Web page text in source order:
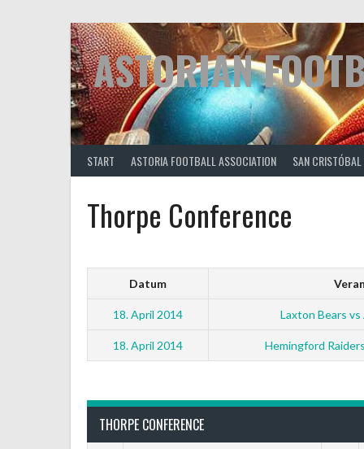
ASTORIAN
START ASTORIA FOOTBALL ASSOCIATION SAN
Thorpe Conference
Datum
18. April 2014 Laxton Bears
18. April 2014 Hemingford
THORPE CONFERENCE